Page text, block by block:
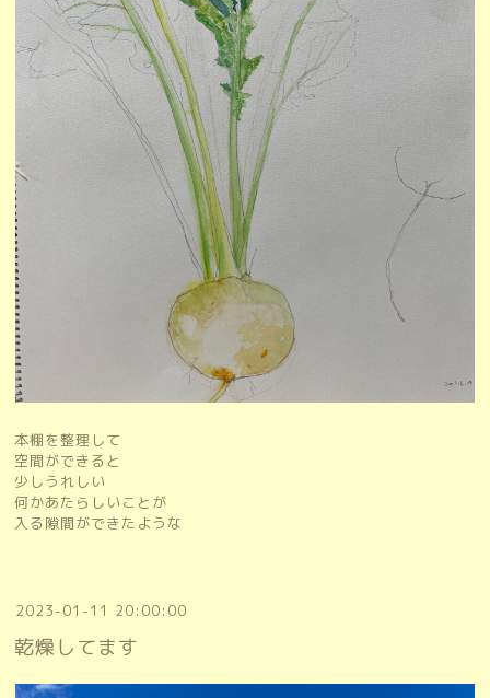
本棚を整理して
空間ができると
少しうれしい
何かあたらしいことが
入る隙間ができたような
2023-01-11 20:00:00
乾燥してます